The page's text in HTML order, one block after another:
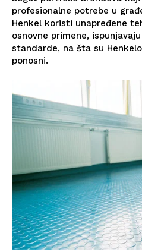
profesionalne potrebe u
Henkel koristi unapređene
osnovne primene,
standarde, na šta su
ponosni.